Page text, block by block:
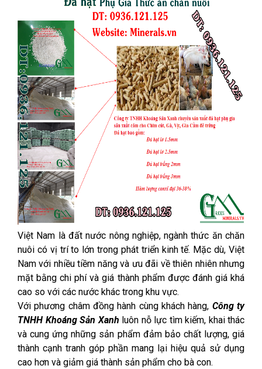
Việt Nam là đất nước nông nghiệp, ngành thức ăn chăn
nuôi có vị trí to lớn trong phát triển kinh tế. Mặc dù, Việt
Nam với nhiều tiềm năng và ưu đãi về thiên nhiên nhưng
mặt bằng chi phí và giá thành phẩm được đánh giá khá
cao so với các nước khác trong khu vực.
Với phương châm đồng hành cùng khách hàng, Công ty
TNHH Khoáng Sản Xanh luôn nỗ lực tìm kiếm, khai thác
và cung ứng những sản phẩm đảm bảo chất lượng, giá
thành cạnh tranh góp phần mang lại hiệu quả sử dụng
cao hơn và giảm giá thành sản phẩm cho bà con.